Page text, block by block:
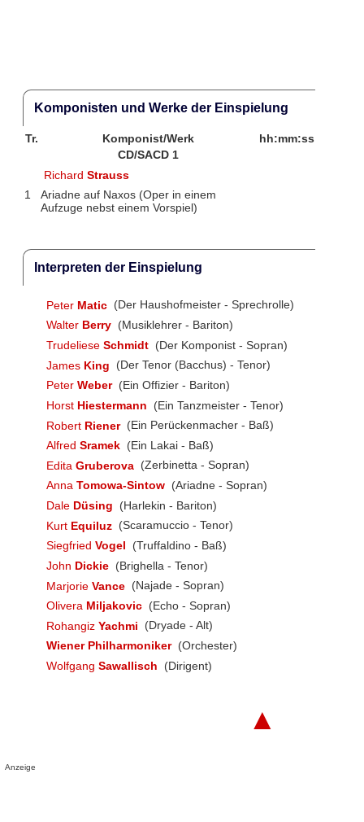
Komponisten und Werke der Einspielung
Tr. Komponist/Werk
hh:mm:ss
CD/SACD 1
RichardStrauss
1
Ariadne auf Naxos (Oper in einem
Aufzuge nebst einem Vorspiel)
Interpreten der Einspielung
Peter Matic (Der Haushofmeister - Sprechrolle)
Walter Berry (Musiklehrer - Bariton)
Trudeliese Schmidt (Der Komponist - Sopran)
James King
(Der Tenor (Bacchus) - Tenor)
Peter Weber (Ein Offizier - Bariton)
Horst Hiestermann
(Ein Tanzmeister - Tenor)
Robert Riener (Ein Perückenmacher - Baß)
Alfred Sramek (Ein Lakai - Baß)
Edita Gruberova (Zerbinetta - Sopran)
Anna Tomowa-Sintow (Ariadne - Sopran)
Dale Düsing
(Harlekin - Bariton)
Kurt Equiluz (Scaramuccio - Tenor)
Siegfried Vogel
(Truffaldino - Baß)
John Dickie (Brighella - Tenor)
Marjorie Vance (Najade - Sopran)
Olivera Miljakovic (Echo - Sopran)
Rohangiz Yachmi
(Dryade - Alt)
Wiener Philharmoniker (Orchester)
Wolfgang Sawallisch (Dirigent)
▲
Anzeige